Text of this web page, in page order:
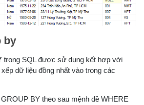
by
trong SQL được sử dụng kết hợp với
dữ liệu đồng nhất vào trong các
BY theo sau mệnh đề WHERE